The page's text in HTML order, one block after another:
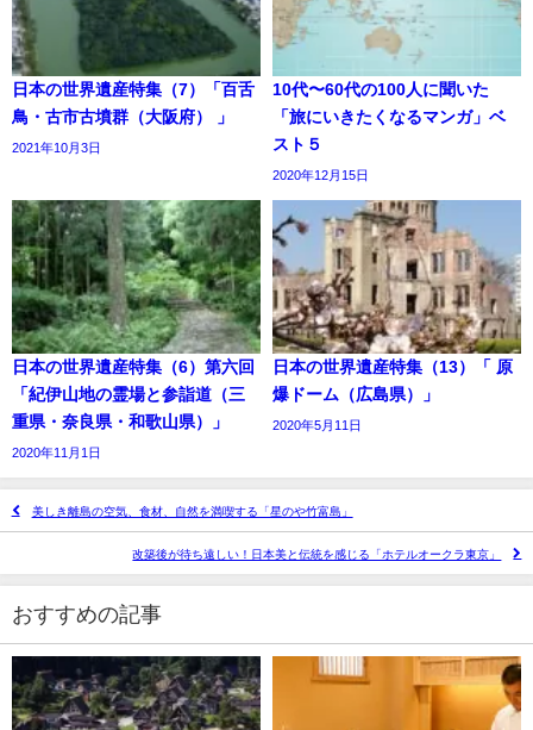
日本の世界遺産特集（7）「百舌
鳥・古市古墳群（大阪府） 」
2021年10月3日
10代〜60代の100人に聞いた
「旅にいきたくなるマンガ」ベ
スト５
2020年12月15日
日本の世界遺産特集（6）第六回
「紀伊山地の霊場と参詣道（三
重県・奈良県・和歌山県）」
2020年11月1日
日本の世界遺産特集（13）「 原
爆ドーム（広島県）」
2020年5月11日
美しき離島の空気、食材、自然を満喫する「星のや竹富島」
改築後が待ち遠しい！日本美と伝統を感じる「ホテルオークラ東京」
おすすめの記事